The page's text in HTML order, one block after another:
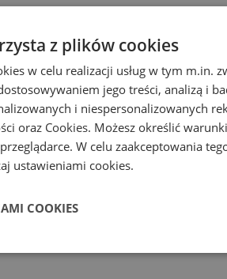
z plików cookies
w celu realizacji usług w tym m.in.
jego treści, analizą i
i niespersonalizowanych
oraz Cookies. Możesz określić
W celu zaakceptowania
ustawieniami cookies.
COOKIES